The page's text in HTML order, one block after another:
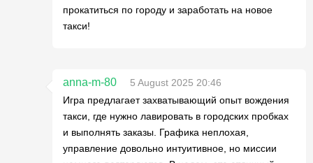
прокатиться по городу и заработать на новое
такси!
anna-m-80
5 August 2025 20:46
Игра предлагает захватывающий опыт вождения
такси, где нужно лавировать в городских пробках
и выполнять заказы. Графика неплохая,
управление довольно интуитивное, но миссии